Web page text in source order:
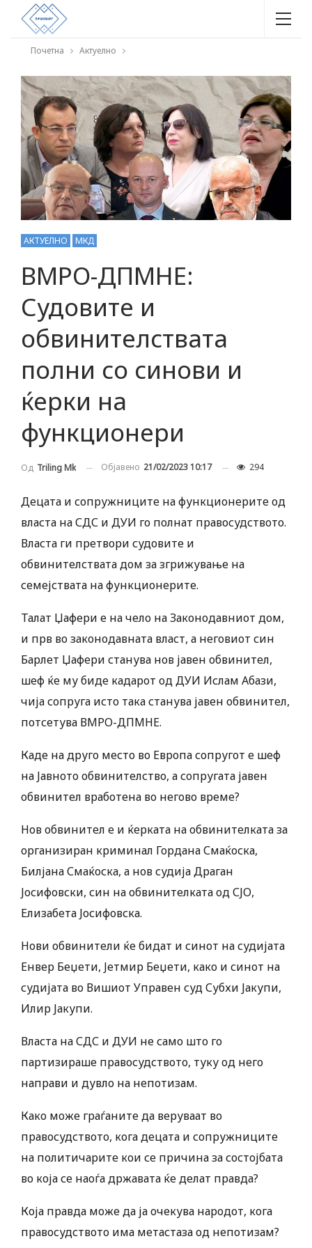
Почетна Актуелно
АКТУЕЛНО МКД
ВМРО-ДПМНЕ:
Судовите и
обвинителствата
полни со синови и
ќерки на
функционери
Од Triling Mk Објавено 21/02/2023 10:17 294
Децата и сопружниците на функционерите од
власта на СДС и ДУИ го полнат правосудството.
Власта ги претвори судовите и
обвинителствата дом за згрижување на
семејствата на функционерите.
Талат Џафери е на чело на Законодавниот дом,
и прв во законодавната власт, а неговиот син
Барлет Џафери станува нов јавен обвинител,
шеф ќе му биде кадарот од ДУИ Ислам Абази,
чија сопруга исто така станува јавен обвинител,
потсетува ВМРО-ДПМНЕ.
Каде на друго место во Европа сопругот е шеф
на Јавното обвинителство, а сопругата јавен
обвинител вработена во негово време?
Нов обвинител е и ќерката на обвинителката за
организиран криминал Гордана Смаќоска,
Билјана Смаќоска, а нов судија Драган
Јосифовски, син на обвинителката од СЈО,
Елизабета Јосифовска.
Нови обвинители ќе бидат и синот на судијата
Енвер Беџети, Јетмир Беџети, како и синот на
судијата во Вишиот Управен суд Субхи Јакупи,
Илир Јакупи.
Власта на СДС и ДУИ не само што го
партизираше правосудството, туку од него
направи и дувло на непотизам.
Како може граѓаните да веруваат во
правосудството, кога децата и сопружниците
на политичарите кои се причина за состојбата
во која се наоѓа државата ќе делат правда?
Која правда може да ја очекува народот, кога
правосудството има метастаза од непотизам?